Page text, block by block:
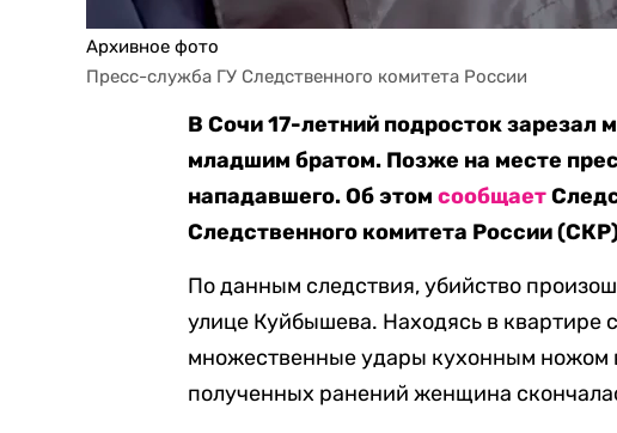
Архивное фото
Пресс-служба ГУ Следственного комитета России
В Сочи 17-летний подросток зарезал
младшим братом. Позже на месте
нападавшего. Об этомсообщает
Следственного комитета России
По данным следствия, убийство
улице Куйбышева. Находясь в квартире
множественные удары кухонным
полученных ранений женщина